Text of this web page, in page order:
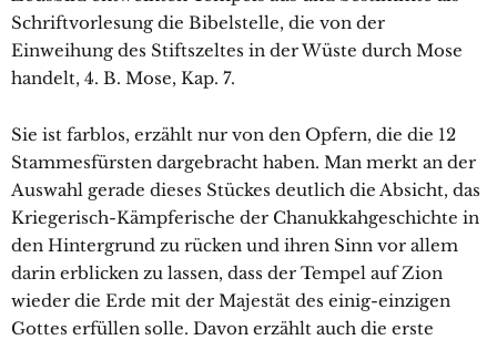
Schriftvorlesung die Bibelstelle, die von der
Einweihung des Stiftszeltes in der Wüste durch Mose
handelt, 4. B. Mose, Kap. 7.
Sie ist farblos, erzählt nur von den Opfern, die die 12
Stammesfürsten dargebracht haben. Man merkt an der
Auswahl gerade dieses Stückes deutlich die Absicht, das
Kriegerisch-Kämpferische der Chanukkahgeschichte in
den Hintergrund zu rücken und ihren Sinn vor allem
darin erblicken zu lassen, dass der Tempel auf Zion
wieder die Erde mit der Majestät des einig-einzigen
Gottes erfüllen solle. Davon erzählt auch die erste